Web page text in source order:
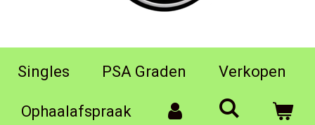
Singles PSA Graden Verkopen
Ophaalafspraak